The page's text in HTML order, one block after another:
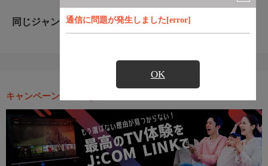
通信に問題が発生しました[error]
OK
同じジャンルのおすすめ番組
キャンペーン・お得な情報